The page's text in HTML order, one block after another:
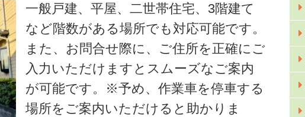
一般戸建、平屋、二世帯住宅、3階建て
など階数がある場所でも対応可能です。
また、お問合せ際に、ご住所を正確にご
入力いただけますとスムーズなご案内
が可能です。※予め、作業車を停車する
場所をご案内いただけると助かりま